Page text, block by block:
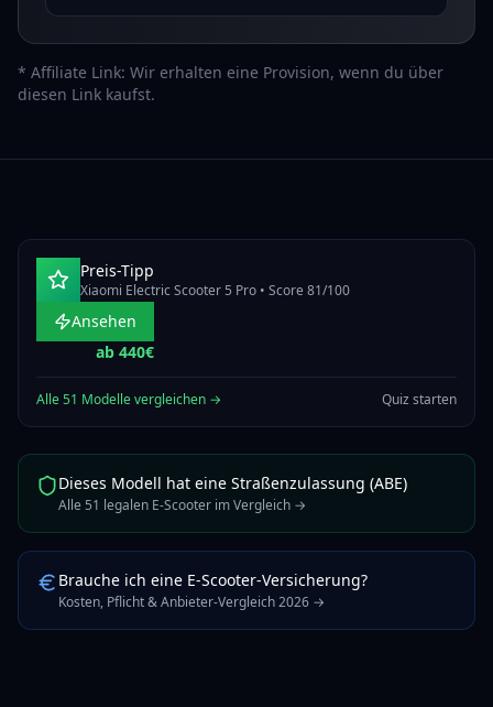
* Affiliate Link: Wir erhalten eine Provision, wenn du über
diesen Link kaufst.
Preis-Tipp
Xiaomi Electric Scooter 5 Pro • Score 81/100
Ansehen
ab 440€
Alle51 Modelle vergleichen → Quiz starten
Dieses Modell hat eine Straßenzulassung (ABE)
Alle 51 legalen E-Scooter im Vergleich →
Brauche ich eine E-Scooter-Versicherung?
Kosten, Pflicht & Anbieter-Vergleich 2026 →